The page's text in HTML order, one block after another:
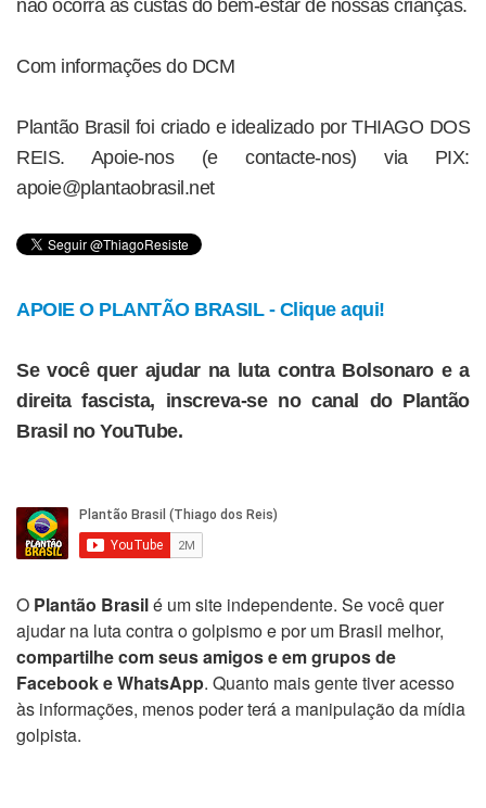
não ocorra às custas do bem-estar de nossas crianças.
Com informações do DCM
Plantão Brasil foi criado e idealizado por THIAGO DOS
REIS. Apoie-nos (e contacte-nos) via PIX:
apoie@plantaobrasil.net
APOIE O PLANTÃO BRASIL - Clique aqui!
Se você quer ajudar na luta contra Bolsonaro e a
direita fascista, inscreva-se no canal do Plantão
Brasil no YouTube.
O Plantão Brasilé um site independente. Se você quer
ajudar na luta contra o golpismo e por um Brasil melhor,
compartilhe com seus amigos e em grupos de
Facebook e WhatsApp. Quanto mais gente tiver acesso
às informações, menos poder terá a manipulação da mídia
golpista.